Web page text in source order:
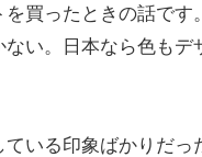
買ったときの話で
い。日本なら色も
いる印象ばかりだっ